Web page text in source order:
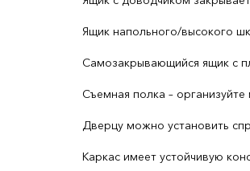
Ящик напольного/высокого
Cамозакрывающийся ящик с
Съемная полка –
Дверцу можно установить
Каркас имеет устойчивую